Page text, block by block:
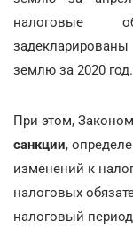
налоговые
землю за 2020 год.
При этом,
санкции,
изменений к
налоговых
налоговый